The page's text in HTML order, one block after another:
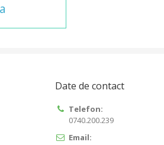
Date de contact
Telefon:
0740.200.239
Email: